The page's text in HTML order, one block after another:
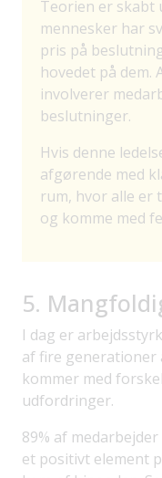
Teorien er skabt
mennesker har
pris på
hovedet på dem.
involverer
beslutninger.
Hvis denne
afgørende med
rum, hvor alle er
og komme med
5.
I dag er
af fire generationer
kommer med
udfordringer.
89% af
et positivt element